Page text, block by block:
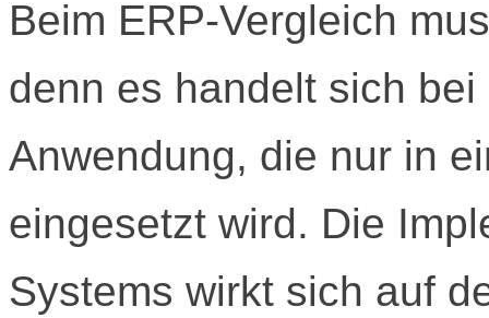
Beim ERP-Vergleich
denn es handelt sich
Anwendung, die nur in
eingesetzt wird. Die
Systems wirkt sich auf